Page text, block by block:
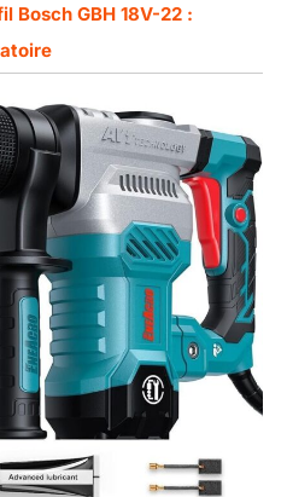
Bosch GBH 18V-22 :